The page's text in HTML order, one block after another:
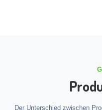
Der Unterschied zwischen